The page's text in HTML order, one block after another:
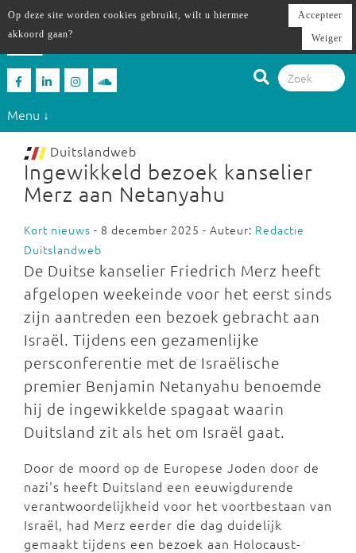
Menu ↓
Duitslandweb
Ingewikkeld bezoek kanselier
Merz aan Netanyahu
Kort nieuws - 8 december 2025 - Auteur: Redactie
Duitslandweb
De Duitse kanselier Friedrich Merz heeft
afgelopen weekeinde voor het eerst sinds
zijn aantreden een bezoek gebracht aan
Israël. Tijdens een gezamenlijke
persconferentie met de Israëlische
premier Benjamin Netanyahu benoemde
hij de ingewikkelde spagaat waarin
Duitsland zit als het om Israël gaat.
Door de moord op de Europese Joden door de
nazi's heeft Duitsland een eeuwigdurende
verantwoordelijkheid voor het voortbestaan van
Israël, had Merz eerder die dag duidelijk
gemaakt tijdens een bezoek aan Holocaust-
Op deze site worden cookies gebruikt, wilt u hiermee
akkoord gaan?
Accepteer
Weiger